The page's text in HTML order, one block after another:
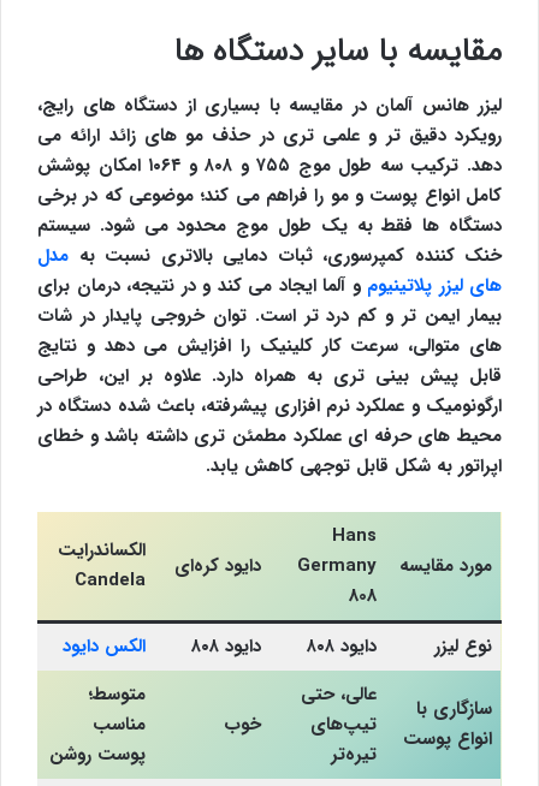
مقایسه با سایر دستگاه ها
لیزر هانس آلمان در مقایسه با بسیاری از دستگاه های رایج،
رویکرد دقیق تر و علمی تری در حذف مو های زائد ارائه می
دهد. ترکیب سه طول موج ۷۵۵ و ۸۰۸ و ۱۰۶۴ امکان پوشش
کامل انواع پوست و مو را فراهم می کند؛ موضوعی که در برخی
دستگاه ها فقط به یک طول موج محدود می شود. سیستم
خنک کننده کمپرسوری، ثبات دمایی بالاتری نسبت به مدل
های لیزر پلاتینیوم و آلما ایجاد می کند و در نتیجه، درمان برای
بیمار ایمن تر و کم درد تر است. توان خروجی پایدار در شات
های متوالی، سرعت کار کلینیک را افزایش می دهد و نتایج
قابل پیش بینی تری به همراه دارد. علاوه بر این، طراحی
ارگونومیک و عملکرد نرم افزاری پیشرفته، باعث شده دستگاه در
محیط های حرفه ای عملکرد مطمئن تری داشته باشد و خطای
اپراتور به شکل قابل توجهی کاهش یابد.
مورد مقایسه
Hans
Germany
808
دایود کره‌ای
الکساندرایت
Candela
نوع لیزر دایود ۸۰۸ دایود ۸۰۸ الکس دایود
سازگاری با
انواع پوست
عالی، حتی
تیپ‌های
تیره‌تر
خوب
متوسط؛
مناسب
پوست روشن